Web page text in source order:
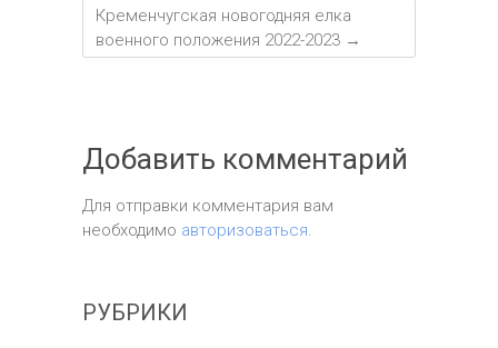
Кременчугская новогодняя елка
военного положения 2022-2023 →
Добавить комментарий
Для отправки комментария вам
необходимо авторизоваться.
РУБРИКИ